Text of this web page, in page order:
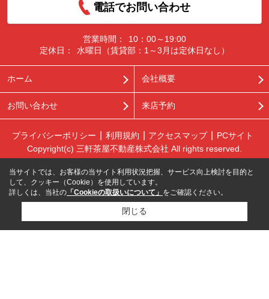
電話でお問い合わせ
営業時間：
10：00～19:00
定休日：
水曜日（賃貸部：1～3月は定休日なし）
ホーム 会社概要
お問い合わせ 来店予約
プライバシーポリシー 利用規約 アクセスマップ
PCサイト
Copyright(c) 三軒茶屋不動産株式会社 All rights reserved.
当サイトでは、お客様の当サイト利用状況把握、サービス向上検討を目的と
して、クッキー（Cookie）を使用しています。
詳しくは、当社の 「Cookieの取扱いについて」 をご確認ください。
閉じる